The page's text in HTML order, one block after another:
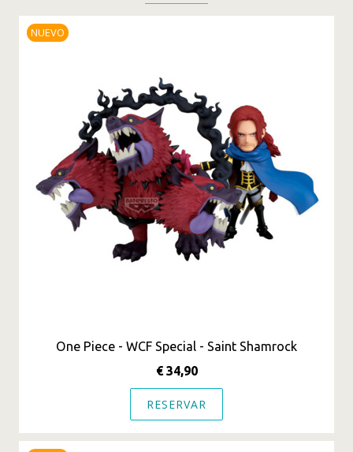
NUEVO
One Piece - WCF Special - Saint Shamrock
€ 34,90
RESERVAR